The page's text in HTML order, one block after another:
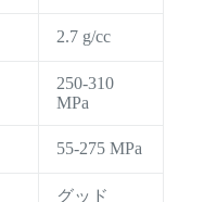
2.7 g/cc
250-310
MPa
55-275 MPa
グッド